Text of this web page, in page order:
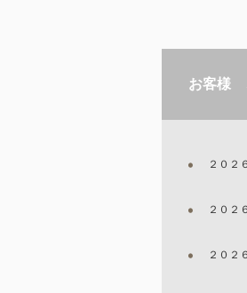
お客様
２０２
２０２
２０２